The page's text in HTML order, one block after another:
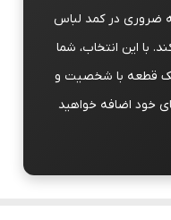
ضروری در کمد لباس
با این انتخاب، شما
یک قطعه با شخصیت و
خود اضافه خواهید